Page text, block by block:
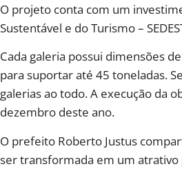
O projeto conta com um
Sustentável e do Turismo –
Cada galeria possui dimensões
para suportar até 45 toneladas.
galerias ao todo. A execução da
dezembro deste ano.
O prefeito Roberto Justus
ser transformada em um